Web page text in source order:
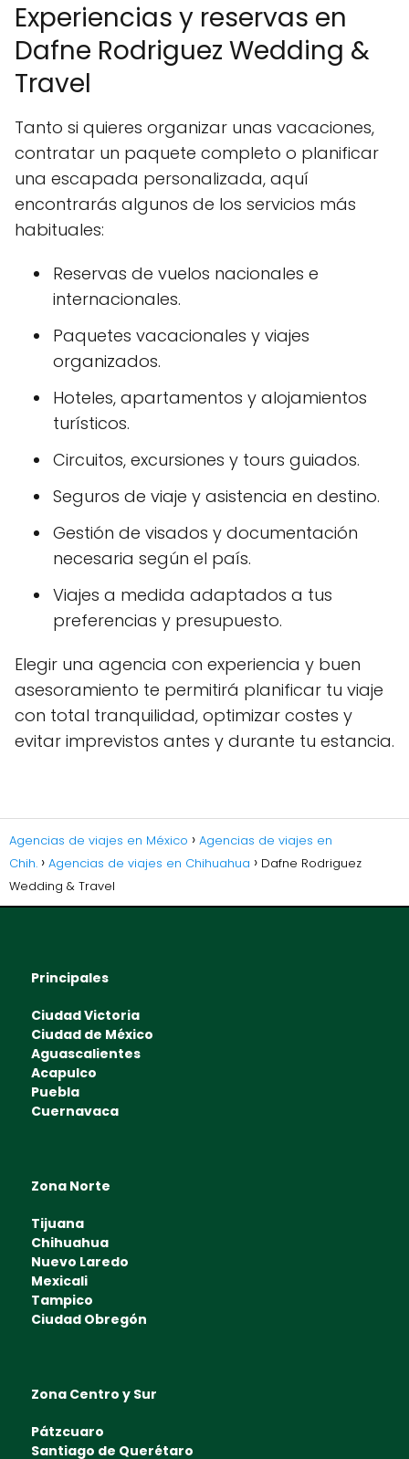
Experiencias y reservas en
Dafne Rodriguez Wedding &
Travel
Tanto si quieres organizar unas vacaciones,
contratar un paquete completo o planificar
una escapada personalizada, aquí
encontrarás algunos de los servicios más
habituales:
Reservas de vuelos nacionales e
internacionales.
Paquetes vacacionales y viajes
organizados.
Hoteles, apartamentos y alojamientos
turísticos.
Circuitos, excursiones y tours guiados.
Seguros de viaje y asistencia en destino.
Gestión de visados y documentación
necesaria según el país.
Viajes a medida adaptados a tus
preferencias y presupuesto.
Elegir una agencia con experiencia y buen
asesoramiento te permitirá planificar tu viaje
con total tranquilidad, optimizar costes y
evitar imprevistos antes y durante tu estancia.
Agencias de viajes en México
Agencias de viajes en
Chih.
Agencias de viajes en Chihuahua
Dafne Rodriguez
Wedding & Travel
Principales
Ciudad Victoria
Ciudad de México
Aguascalientes
Acapulco
Puebla
Cuernavaca
Zona Norte
Tijuana
Chihuahua
Nuevo Laredo
Mexicali
Tampico
Ciudad Obregón
Zona Centro y Sur
Pátzcuaro
Santiago de Querétaro